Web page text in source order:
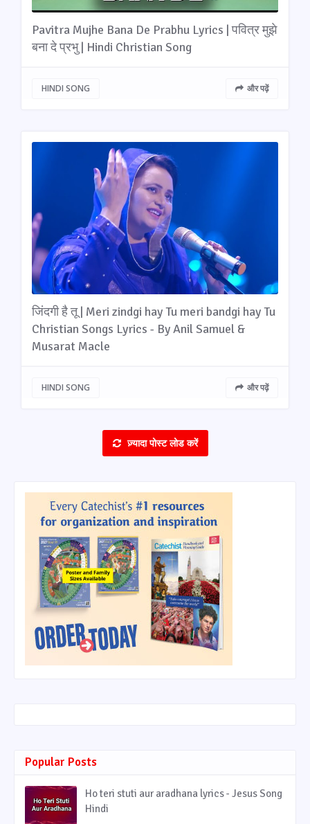
Pavitra Mujhe Bana De Prabhu Lyrics | पवित्र मुझे
बना दे प्रभु | Hindi Christian Song
HINDI SONG और पढ़ें
जिंदगी है तू | Meri zindgi hay Tu meri bandgi hay Tu
Christian Songs Lyrics - By Anil Samuel &
Musarat Macle
HINDI SONG और पढ़ें
ज़्यादा पोस्ट लोड करें
Popular Posts
Ho teri stuti aur aradhana lyrics - Jesus Song
Hindi